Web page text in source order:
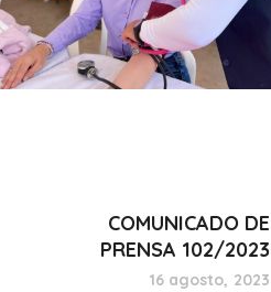
COMUNICADO DE
PRENSA 102/2023
16 agosto, 2023